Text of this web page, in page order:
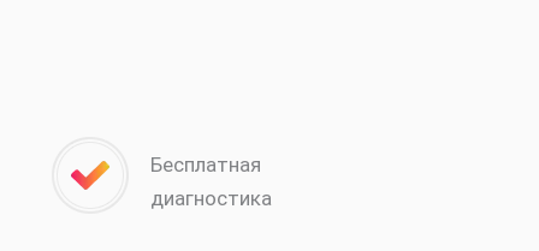
Бесплатная
диагностика